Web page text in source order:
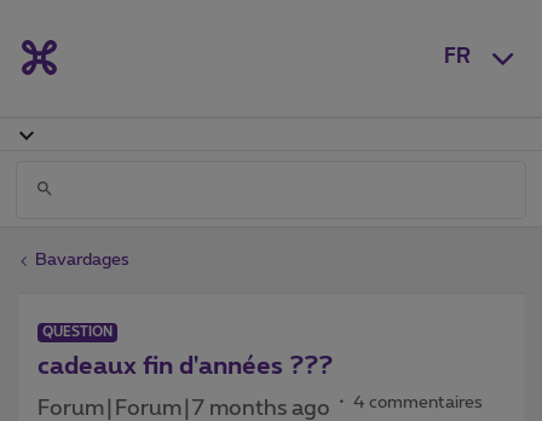
FR
Bavardages
QUESTION
cadeaux fin d'années ???
Forum|Forum|7 months ago 4 commentaires